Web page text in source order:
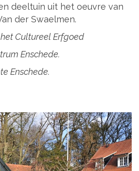
deeltuin uit het oeuvre van
der Swaelmen.
Cultureel Erfgoed
Enschede.
Enschede.